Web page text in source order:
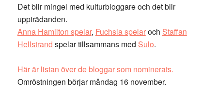
Det blir mingel med kulturbloggare och det blir
uppträdanden.
Anna Hamilton spelar, Fuchsia spelaroch Staffan
Hellstrand spelar tillsammans med Sulo.
Här är listan över de bloggar som nominerats.
Omröstningen börjar måndag 16 november.